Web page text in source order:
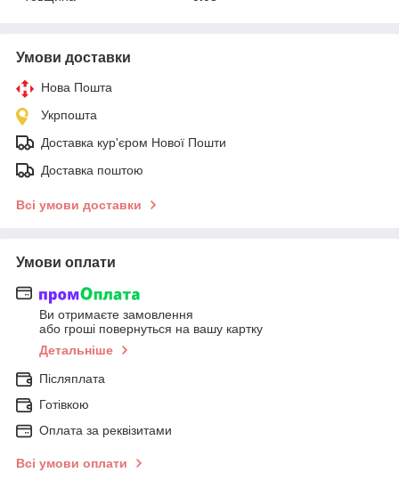
Умови доставки
Нова Пошта
Укрпошта
Доставка кур'єром Нової Пошти
Доставка поштою
Всі умови доставки
Умови оплати
Ви отримаєте замовлення
або гроші повернуться на вашу картку
Детальніше
Післяплата
Готівкою
Оплата за реквізитами
Всі умови оплати